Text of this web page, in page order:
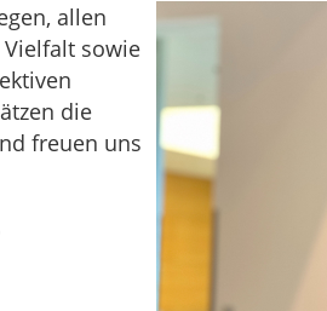
allen
sowie
die
freuen uns